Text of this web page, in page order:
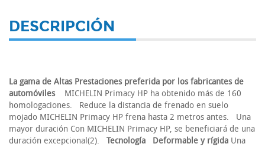
DESCRIPCIÓN
La gama de Altas Prestaciones preferida por los fabricantes de
automóviles
MICHELIN Primacy HP ha obtenido más de 160
homologaciones. Reduce la distancia de frenado en suelo
mojado MICHELIN Primacy HP frena hasta 2 metros antes. Una
mayor duración Con MICHELIN Primacy HP, se beneficiará de una
duración excepcional(2). Tecnología Deformable y rígida Una